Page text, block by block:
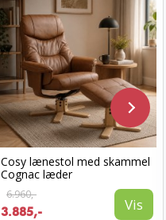
Cosy lænestol med skammel
Cognac læder
6.960,-
3.885,- Vis